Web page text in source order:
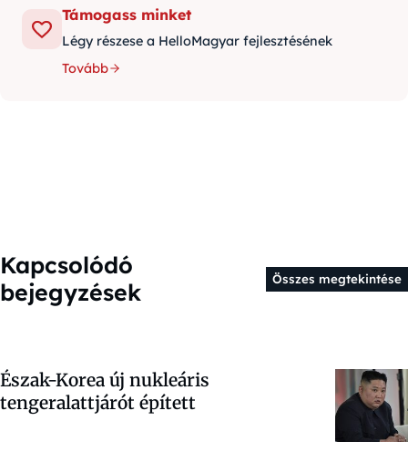
Támogass minket
Légy részese a HelloMagyar fejlesztésének
Tovább
Kapcsolódó
bejegyzések
Összes megtekintése
Észak-Korea új nukleáris
tengeralattjárót épített